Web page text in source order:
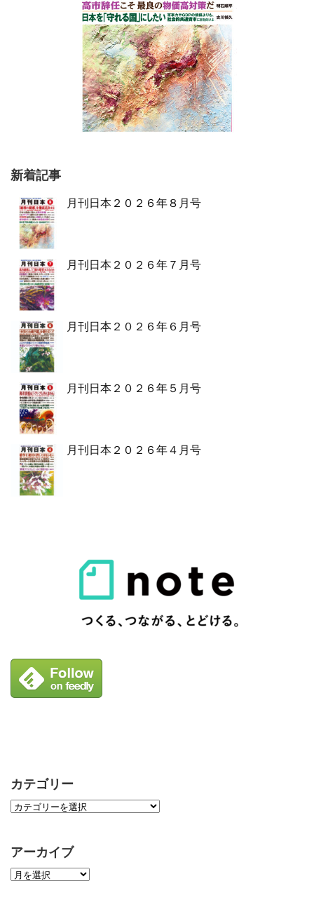
新着記事
月刊日本２０２６年８月号
月刊日本２０２６年７月号
月刊日本２０２６年６月号
月刊日本２０２６年５月号
月刊日本２０２６年４月号
カテゴリー
アーカイブ